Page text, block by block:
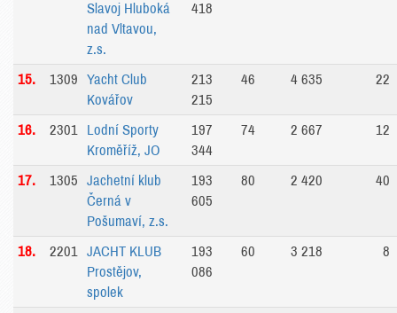
Slavoj Hluboká
nad Vltavou,
z.s.
418
15. 1309
Yacht Club
Kovářov
213
215
46 4 635 22
16. 2301
Lodní Sporty
Kroměříž, JO
197
344
74 2 667 12
17. 1305
Jachetní klub
Černá v
Pošumaví, z.s.
193
605
80 2 420 40
18. 2201
JACHT KLUB
Prostějov,
spolek
193
086
60 3 218 8